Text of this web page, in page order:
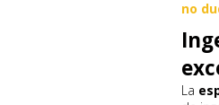
no
La